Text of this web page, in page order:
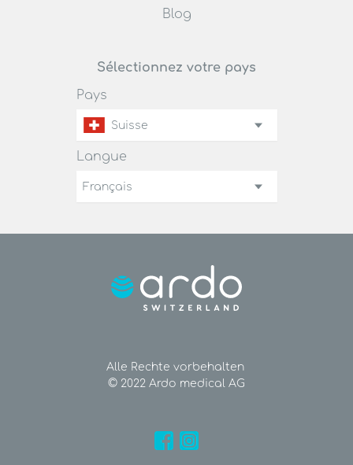
Blog
Sélectionnez votre pays
Pays
Suisse
Langue
Français
Alle Rechte vorbehalten
© 2022 Ardo medical AG